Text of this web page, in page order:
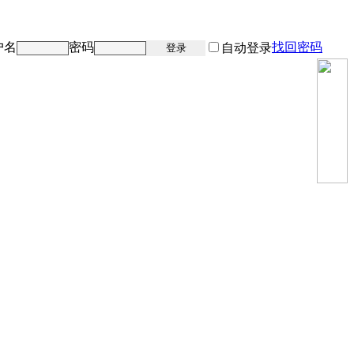
名 密码 登录 自动登录找回密码